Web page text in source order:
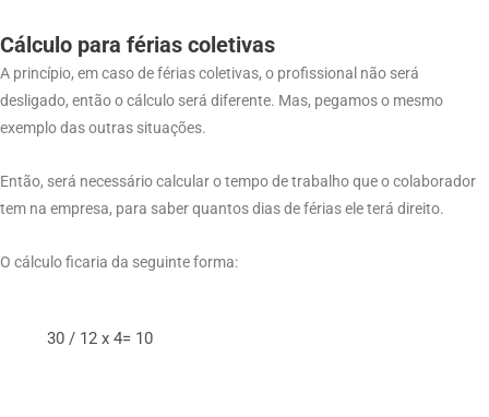
Cálculo para férias coletivas
A princípio, em caso de férias coletivas, o profissional não será
desligado, então o cálculo será diferente. Mas, pegamos o mesmo
exemplo das outras situações.
Então, será necessário calcular o tempo de trabalho que o colaborador
tem na empresa, para saber quantos dias de férias ele terá direito.
O cálculo ficaria da seguinte forma:
30 / 12 x 4= 10